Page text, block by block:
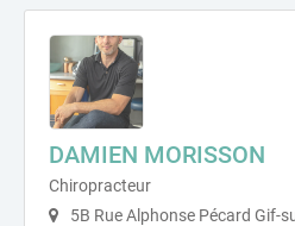
DAMIEN MORISSON
Chiropracteur
5B Rue Alphonse Pécard Gif-